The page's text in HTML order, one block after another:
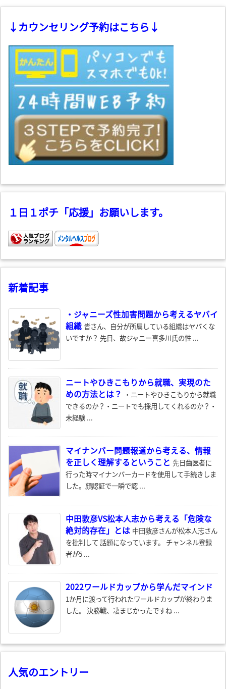
↓カウンセリング予約はこちら↓
１日１ポチ「応援」お願いします。
新着記事
・ジャニーズ性加害問題から考えるヤバイ
組織 皆さん、自分が所属している組織はヤバくな
いですか？ 先日、故ジャニー喜多川氏の性 ...
ニートやひきこもりから就職、実現のた
めの方法とは？ ・ニートやひきこもりから就職
できるのか？・ニートでも採用してくれるのか？・
未経験 ...
マイナンバー問題報道から考える、情報
を正しく理解するということ 先日歯医者に
行った時マイナンバーカードを使用して手続きしま
した。顔認証で一瞬で認 ...
中田敦彦VS松本人志から考える「危険な
絶対的存在」とは 中田敦彦さんが松本人志さん
を批判して 話題になっています。 チャンネル登録
者が5 ...
2022ワールドカップから学んだマインド
1か月に渡って行われたワールドカップが終わりま
した。 決勝戦、凄まじかったですね ...
人気のエントリー